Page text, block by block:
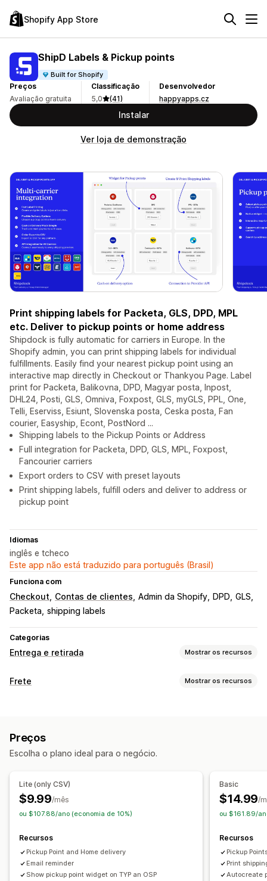
Shopify App Store
ShipD Labels & Pickup points
Built for Shopify
Preços
Avaliação gratuita
Classificação
5,0
(41)
Desenvolvedor
happyapps.cz
Instalar
Ver loja de demonstração
Print shipping labels for Packeta, GLS, DPD, MPL
etc. Deliver to pickup points or home address
Shipdock is fully automatic for carriers in Europe. In the
Shopify admin, you can print shipping labels for individual
fulfillments. Easily find your nearest pickup point using an
interactive map directly in Checkout or Thankyou Page. Label
print for Packeta, Balikovna, DPD, Magyar posta, Inpost,
DHL24, Posti, GLS, Omniva, Foxpost, GLS, myGLS, PPL, One,
Telli, Eserviss, Esiunt, Slovenska posta, Ceska posta, Fan
courier, Easyship, Econt, PostNord ...
Shipping labels to the Pickup Points or Address
Full integration for Packeta, DPD, GLS, MPL, Foxpost,
Fancourier carriers
Export orders to CSV with preset layouts
Print shipping labels, fulfill oders and deliver to address or
pickup point
Idiomas
inglês e tcheco
Este app não está traduzido para português (Brasil)
Funciona com
Checkout Contas de clientes Admin da Shopify DPD GLS
Packeta shipping labels
Categorias
Entrega e retirada Mostrar os recursos
Opções de entrega
Retirada em ponto específico
Acompanhamento em tempo real
Páginas de rastreamento
Frete Mostrar os recursos
Guias de remessa
Sincronização de pedidos
Em vários idiomas
Gerenciamento de remessas
Sincronização de pedidos
Atualizações de pedidos
Preços
Escolha o plano ideal para o negócio.
Lite (only CSV)
$9.99/mês
ou $107.88/ano (economia de 10%)
Recursos
Pickup Point and Home delivery
Email reminder
Show pickup point widget on TYP an OSP
Basic
$14.99/
ou $161.89/
Recursos
Pickup
Print
Autocreate